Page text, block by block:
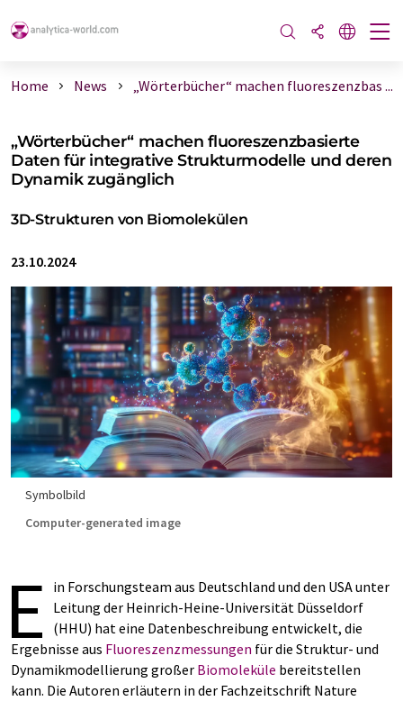
Home News „Wörterbücher“ machen fluoreszenzbas ...
„Wörterbücher“ machen fluoreszenzbasierte
Daten für integrative Strukturmodelle und deren
Dynamik zugänglich
3D-Strukturen von Biomolekülen
23.10.2024
Symbolbild
Computer-generated image
E
in Forschungsteam aus Deutschland und den USA unter
Leitung der Heinrich-Heine-Universität Düsseldorf
(HHU) hat eine Datenbeschreibung entwickelt, die
Ergebnisse aus Fluoreszenzmessungen für die Struktur- und
Dynamikmodellierung großer Biomoleküle bereitstellen
kann. Die Autoren erläutern in der Fachzeitschrift Nature